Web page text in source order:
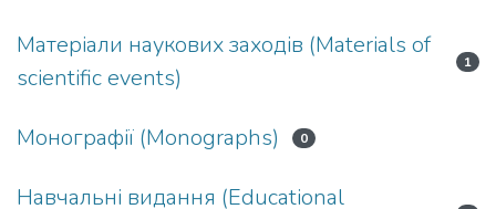
Матеріали наукових заходів (Materials of
scientific events)
1
Монографії (Monographs) 0
Навчальні видання (Educational